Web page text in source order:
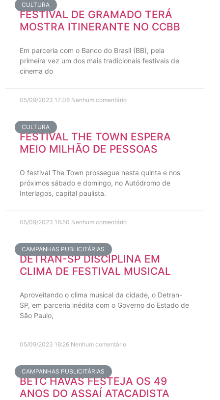
CULTURA
FESTIVAL DE GRAMADO TERÁ
MOSTRA ITINERANTE NO CCBB
Em parceria com o Banco do Brasil (BB), pela
primeira vez um dos mais tradicionais festivais de
cinema do
05/09/2023 17:06 Nenhum comentário
CULTURA
FESTIVAL THE TOWN ESPERA
MEIO MILHÃO DE PESSOAS
O festival The Town prossegue nesta quinta e nos
próximos sábado e domingo, no Autódromo de
Interlagos, capital paulista.
05/09/2023 16:50 Nenhum comentário
CAMPANHAS PUBLICITÁRIAS
DETRAN-SP DISCIPLINA EM
CLIMA DE FESTIVAL MUSICAL
Aproveitando o clima musical da cidade, o Detran-
SP, em parceria inédita com o Governo do Estado de
São Paulo,
05/09/2023 16:26 Nenhum comentário
CAMPANHAS PUBLICITÁRIAS
BETC HAVAS FESTEJA OS 49
ANOS DO ASSAÍ ATACADISTA